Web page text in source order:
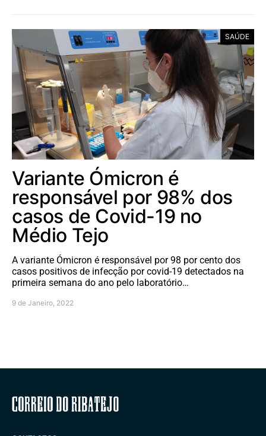
SAÚDE
Variante Ómicron é
responsável por 98% dos
casos de Covid-19 no
Médio Tejo
A variante Ómicron é responsável por 98 por cento dos
casos positivos de infecção por covid-19 detectados na
primeira semana do ano pelo laboratório…
9 de Janeiro, 2022
Correio do Ribatejo